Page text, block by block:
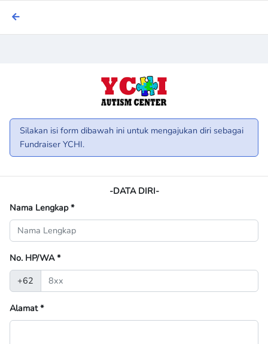
Silakan isi form dibawah ini untuk mengajukan diri sebagai
Fundraiser YCHI.
-DATA DIRI-
Nama Lengkap*
No. HP/WA*
+62
Alamat*